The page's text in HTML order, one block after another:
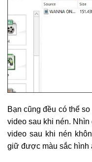
Bạn cũng đều có thể
video sau khi nén.
video sau khi nén
giữ được màu sắc hình